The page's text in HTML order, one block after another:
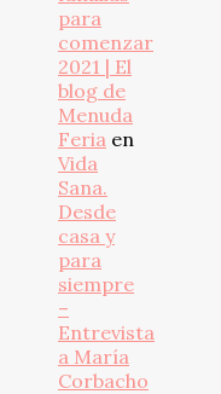
para
comenzar
2021 | El
blog de
Menuda
Feria en
Vida
Sana.
Desde
casa y
para
siempre
–
Entrevista
a María
Corbacho